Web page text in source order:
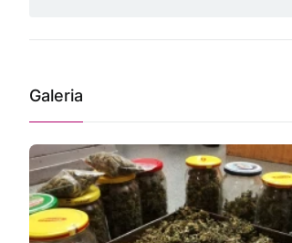
Galeria